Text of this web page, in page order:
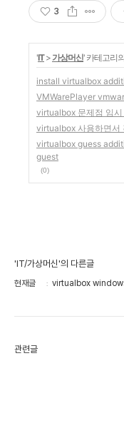
3
'IT> 가상머신' 카테고리
install virtualbox
VMWarePlayer
virtualbox 문제점 임시
virtualbox 사용하면서
virtualbox guess
guest
(0)
'IT/가상머신'의 다른글
현재글 virtualbox windows
관련글